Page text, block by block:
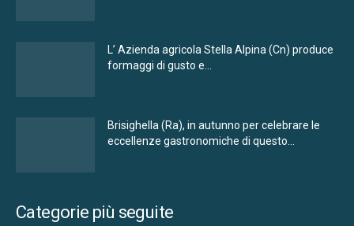
L’ Azienda agricola Stella Alpina (Cn) produce
formaggi di gusto e...
Brisighella (Ra), in autunno per celebrare le
eccellenze gastronomiche di questo...
Categorie più seguite